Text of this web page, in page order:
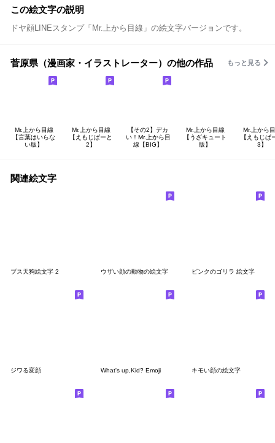
この絵文字の説明
ドヤ顔LINEスタンプ「Mr.上から目線」の絵文字バージョンです。
菅原県（漫画家・イラストレーター）の他の作品 もっと見る
Mr.上から目線
【言葉はいらな
い版】
Mr.上から目線
【えもじぱーと
2】
【その2】デカ
い！Mr.上から目
線【BIG】
Mr.上から目線
【うざキュート
版】
Mr.上から
【えもじぱ
3】
関連絵文字
ブス天狗絵文字 2 ウザい顔の動物の絵文字 ピンクのゴリラ 絵文字
ジワる変顔 What's up,Kid? Emoji キモい顔の絵文字